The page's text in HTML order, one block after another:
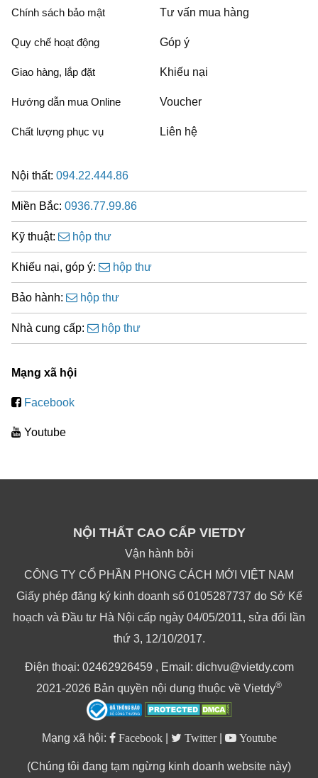
Chính sách bảo mật
Quy chế hoạt động
Giao hàng, lắp đặt
Hướng dẫn mua Online
Chất lượng phục vụ
Tư vấn mua hàng
Góp ý
Khiếu nại
Voucher
Liên hệ
Nội thất: 094.22.444.86
Miền Bắc: 0936.77.99.86
Kỹ thuật: hộp thư
Khiếu nại, góp ý: hộp thư
Bảo hành: hộp thư
Nhà cung cấp: hộp thư
Mạng xã hội
Facebook
Youtube
NỘI THẤT CAO CẤP VIETDY
Vận hành bởi
CÔNG TY CỔ PHẦN PHONG CÁCH MỚI VIỆT NAM
Giấy phép đăng ký kinh doanh số 0105287737 do Sở Kế
hoạch và Đầu tư Hà Nội cấp ngày 04/05/2011, sửa đổi lần
thứ 3, 12/10/2017.
Điện thoại: 02462926459 , Email: dichvu@vietdy.com
2021-2026 Bản quyền nội dung thuộc về Vietdy®
Mạng xã hội: Facebook Twitter Youtube
(Chúng tôi đang tạm ngừng kinh doanh website này)